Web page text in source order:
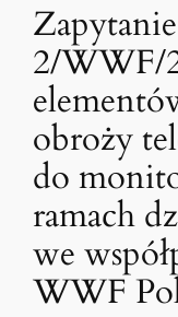
2/WWF/
obroży
do
ramach
we
WWF